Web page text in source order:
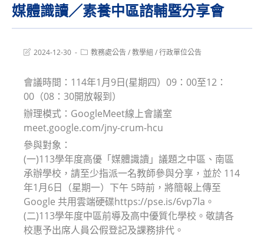
媒體識讀／素養中區諮輔暨分享會
Post2024-12-30
Post教務處公告/教學組 /行政單位公告
會議時間：114年1月9日(星期四）09：00至12：
00（08：30開放報到）
辦理模式：GoogleMeet線上會議室
meet.google.com/jny-crum-hcu
參與對象：
(一)113學年度高優「媒體識讀」議題之中區、南區
承辦學校，請至少指派一名教師參與分享，並於 114
年1月6日（星期一）下午 5時前，將簡報上傳至
Google 共用雲端硬碟https://pse.is/6vp7la。
(二)113學年度中區前導及高中優質化學校。敬請各
校惠予出席人員公假登記及課務排代。